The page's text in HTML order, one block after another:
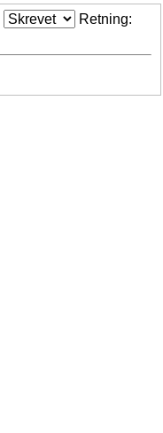
Retning: